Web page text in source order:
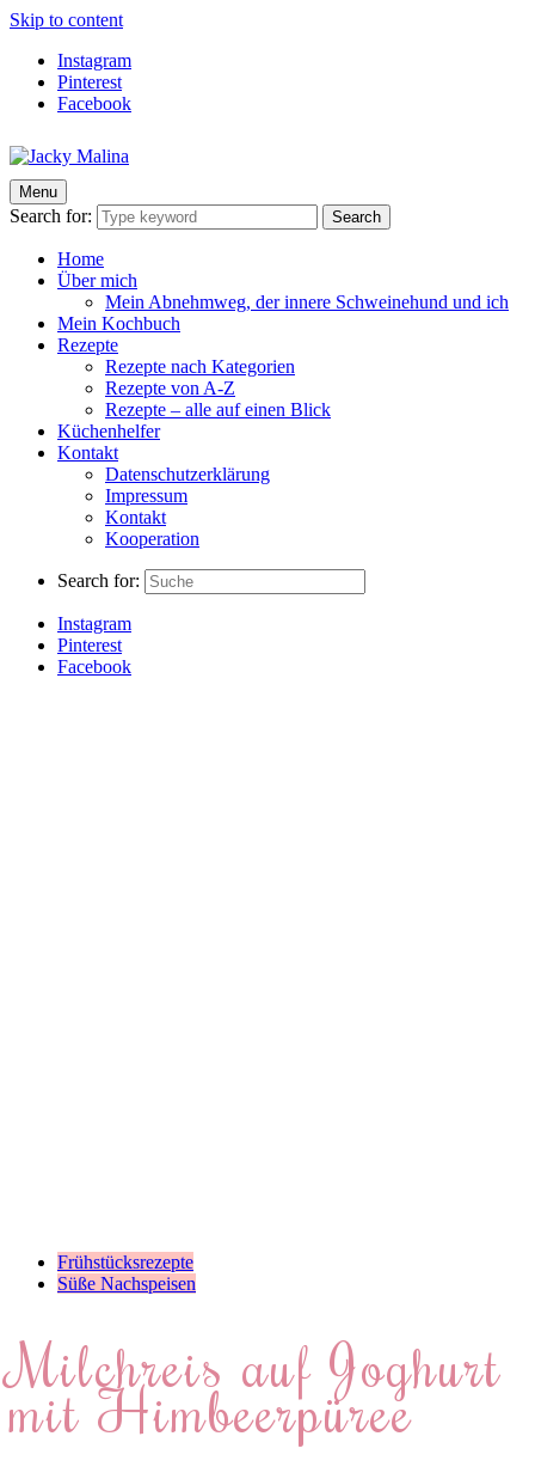
Skip to content
Instagram
Pinterest
Facebook
Jacky Malina
Der Food Blog mit einfachen und schnellen Rezepten
Menu
Search for: Search
Home
Über mich
Mein Abnehmweg, der innere Schweinehund und ich
Mein Kochbuch
Rezepte
Rezepte nach Kategorien
Rezepte von A-Z
Rezepte – alle auf einen Blick
Küchenhelfer
Kontakt
Datenschutzerklärung
Impressum
Kontakt
Kooperation
Search for:
Instagram
Pinterest
Facebook
Frühstücksrezepte
Süße Nachspeisen
Milchreis auf Joghurt
mit Himbeerpüree